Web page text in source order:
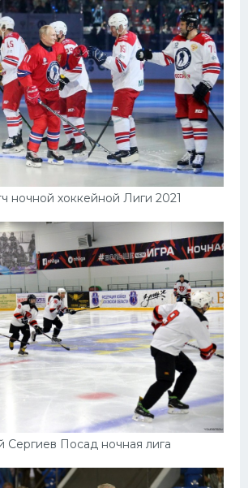
ночной хоккейной Лиги 2021
Сергиев Посад ночная лига